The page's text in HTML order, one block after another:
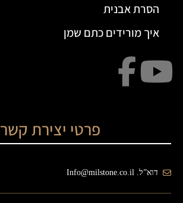
הסרת אבנית
איך מורידים כתם שמן
פרטי יצירת קשר
דוא”ל. Info@milstone.co.il